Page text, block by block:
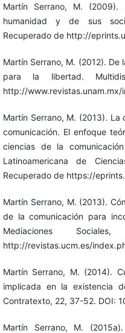
Martín Serrano, M.
humanidad y de sus
Recuperado de http://
Martín Serrano, M. (2012).
para la libertad.
http://
Martín Serrano, M. (2013).
comunicación. El enfoque
ciencias de la
Latinoamericana de
Recuperado de https://
Martín Serrano, M. (2013).
de la comunicación para
Mediaciones
http://revistas.ucm.es/
Martín Serrano, M. (2014).
implicada en la existencia
Contratexto, 22, 37-52. DOI:
Martín Serrano, M.